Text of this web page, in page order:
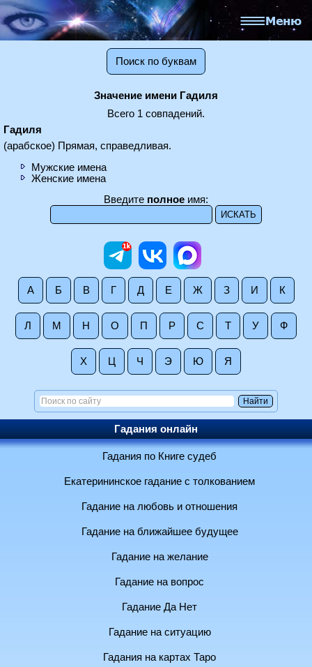
Поиск по буквам
Значение имени Гадиля
Всего 1 совпадений.
Гадиля
(арабское) Прямая, справедливая.
Мужские имена
Женские имена
Введите полное имя:
А Б В Г Д Е Ж З И К
Л М Н О П Р С Т У Ф
Х Ц Ч Э Ю Я
Гадания онлайн
Гадания по Книге судеб
Екатерининское гадание с толкованием
Гадание на любовь и отношения
Гадание на ближайшее будущее
Гадание на желание
Гадание на вопрос
Гадание Да Нет
Гадание на ситуацию
Гадания на картах Таро